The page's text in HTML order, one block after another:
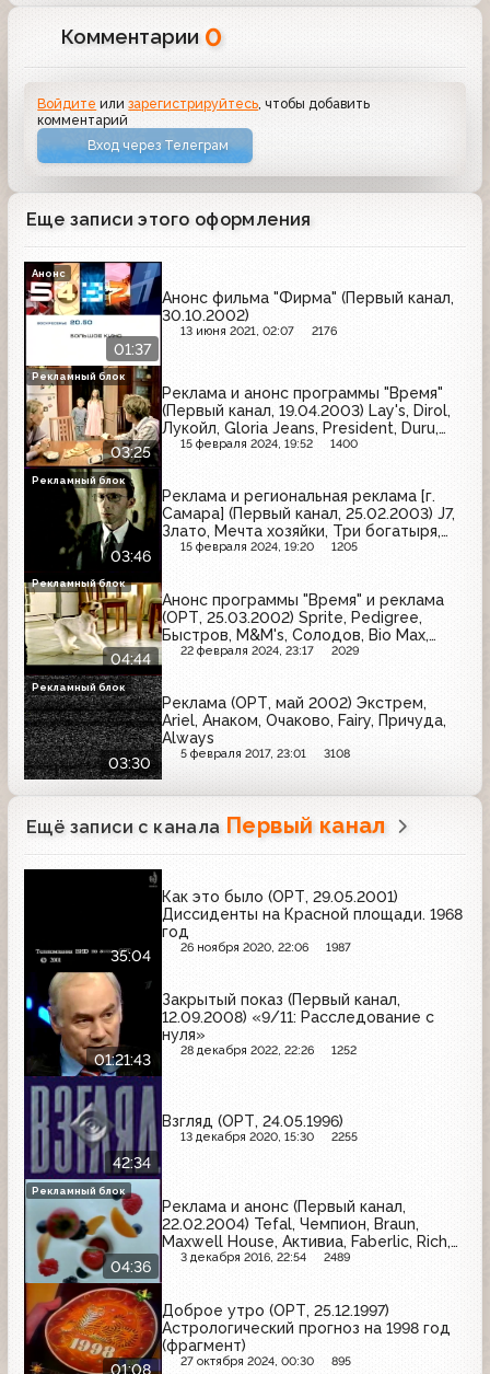
Комментарии 0
Войдите илизарегистрируйтесь , чтобы добавить
комментарий
Вход через Телеграм
Еще записи этого оформления
01:37
Анонс фильма "Фирма" (Первый канал,
30.10.2002)
13 июня 2021, 02:07 2176
Анонс
03:25
Реклама и анонс программы "Время"
(Первый канал, 19.04.2003) Lay's, Dirol,
Лукойл, Gloria Jeans, President, Duru,
Чудо
15 февраля 2024, 19:52 1400
Рекламный блок
03:46
Реклама и региональная реклама [г.
Самара] (Первый канал, 25.02.2003) J7,
Злато, Мечта хозяйки, Три богатыря,
Фабрика звёзд, Bonduelle, Рондо,
15 февраля 2024, 19:20 1205
Рекламный блок
04:44
Анонс программы "Время" и реклама
(ОРТ, 25.03.2002) Sprite, Pedigree,
Быстров, M&M's, Солодов, Bio Max,
Рондо, Texaco, Vitrum, Росно, Mars,
22 февраля 2024, 23:17 2029
Рекламный блок
03:30
Реклама (ОРТ, май 2002) Экстрем,
Ariel, Анаком, Очаково, Fairy, Причуда,
Always
5 февраля 2017, 23:01 3108
Рекламный блок
Ещё записи с канала Первый канал
35:04
Как это было (ОРТ, 29.05.2001)
Диссиденты на Красной площади. 1968
год
26 ноября 2020, 22:06 1987
01:21:43
Закрытый показ (Первый канал,
12.09.2008) «9/11: Расследование с
нуля»
28 декабря 2022, 22:26 1252
42:34
Взгляд (ОРТ, 24.05.1996)
13 декабря 2020, 15:30 2255
04:36
Реклама и анонс (Первый канал,
22.02.2004) Tefal, Чемпион, Braun,
Maxwell House, Активиа, Faberlic, Rich,
Fruttis, Gillette, Alpen Gold
3 декабря 2016, 22:54 2489
Рекламный блок
01:08
Доброе утро (ОРТ, 25.12.1997)
Астрологический прогноз на 1998 год
(фрагмент)
27 октября 2024, 00:30 895